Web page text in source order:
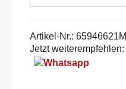
Artikel-Nr.: 65946621M
Jetzt weiterempfehlen: